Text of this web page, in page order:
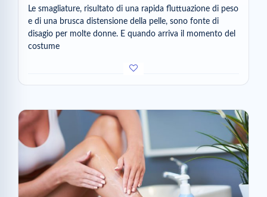
Le smagliature, risultato di una rapida fluttuazione di peso
e di una brusca distensione della pelle, sono fonte di
disagio per molte donne. E quando arriva il momento del
costume